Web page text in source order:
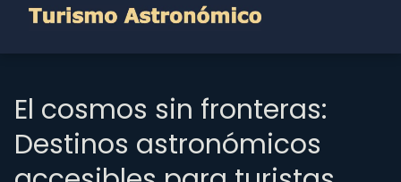
El cosmos sin fronteras:
Destinos astronómicos